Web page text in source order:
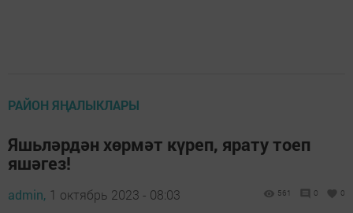
РАЙОН ЯҢАЛЫКЛАРЫ
Яшьләрдән хөрмәт күреп, ярату тоеп
яшәгез!
admin, 1 октябрь 2023 - 08:03 561 0 0